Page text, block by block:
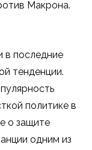
Макрона.
в последние
тенденции.
политике в
о защите
одним из